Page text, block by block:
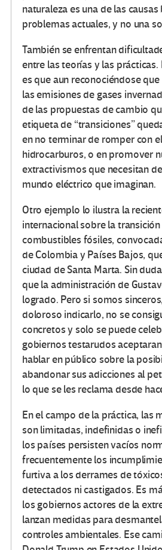
naturaleza es una de las
problemas actuales, y no una
También se enfrentan
entre las teorías y las
es que aun reconociéndose
las emisiones de gases
de las propuestas de cambio
etiqueta de “transiciones”
en no terminar de romper con
hidrocarburos, o en promover
extractivismos que necesitan
mundo eléctrico que imaginan.
Otro ejemplo lo ilustra la
internacional sobre la
combustibles fósiles,
de Colombia y Países Bajos,
ciudad de Santa Marta. Sin
que la administración de
logrado. Pero si somos
doloroso indicarlo, no se
concretos y solo se puede
gobiernos testarudos
hablar en público sobre la
abandonar sus adicciones al
lo que se les reclama desde
En el campo de la práctica, las
son limitadas, indefinidas o
los países persisten vacíos
frecuentemente los
furtiva a los derrames de
detectados ni castigados. Es
los gobiernos actores de la
lanzan medidas para
controles ambientales. Ese